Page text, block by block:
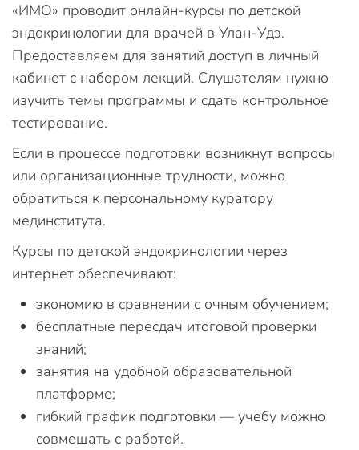
«ИМО» проводит онлайн-курсы по детской
эндокринологии для врачей в Улан-Удэ.
Предоставляем для занятий доступ в личный
кабинет с набором лекций. Слушателям нужно
изучить темы программы и сдать контрольное
тестирование.
Если в процессе подготовки возникнут вопросы
или организационные трудности, можно
обратиться к персональному куратору
мединститута.
Курсы по детской эндокринологии через
интернет обеспечивают:
экономию в сравнении с очным обучением;
бесплатные пересдач итоговой проверки
знаний;
занятия на удобной образовательной
платформе;
гибкий график подготовки — учебу можно
совмещать с работой.